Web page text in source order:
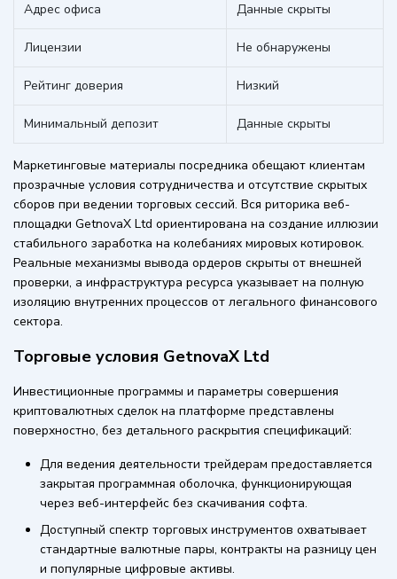
Адрес офиса Данные скрыты
Лицензии Не обнаружены
Рейтинг доверия Низкий
Минимальный депозит Данные скрыты
Маркетинговые материалы посредника обещают клиентам
прозрачные условия сотрудничества и отсутствие скрытых
сборов при ведении торговых сессий. Вся риторика веб-
площадки GetnovaX Ltd ориентирована на создание иллюзии
стабильного заработка на колебаниях мировых котировок.
Реальные механизмы вывода ордеров скрыты от внешней
проверки, а инфраструктура ресурса указывает на полную
изоляцию внутренних процессов от легального финансового
сектора.
Торговые условия GetnovaX Ltd
Инвестиционные программы и параметры совершения
криптовалютных сделок на платформе представлены
поверхностно, без детального раскрытия спецификаций:
Для ведения деятельности трейдерам предоставляется
закрытая программная оболочка, функционирующая
через веб-интерфейс без скачивания софта.
Доступный спектр торговых инструментов охватывает
стандартные валютные пары, контракты на разницу цен
и популярные цифровые активы.